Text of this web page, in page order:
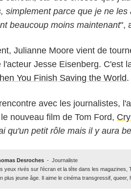
simplement parce que je ne
beaucoup moins maintenant",
Julianne Moore vient de
l'acteur Jesse Eisenberg. C'est
You Finish Saving the World.
avec les journalistes,
nouveau film de Tom Ford,
qu'un petit rôle mais il y aura
Desroches - Journaliste
yeux rivés sur l’écran et la tête dans les
plus jeune âge. Il aime le cinéma transgressif,